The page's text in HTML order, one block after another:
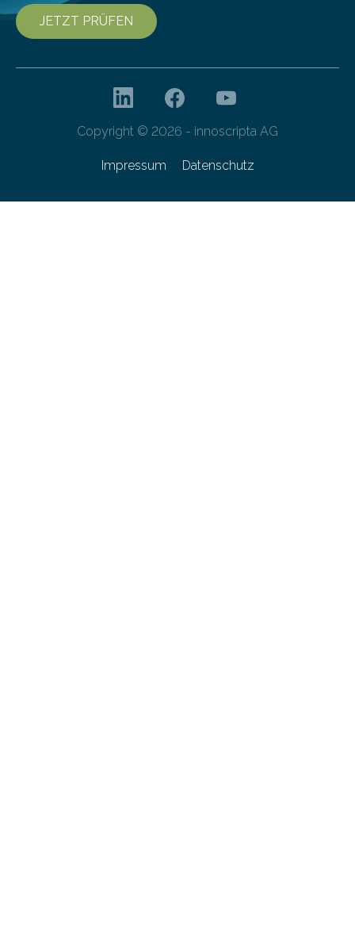
JETZT PRÜFEN
Copyright © 2026 - innoscripta AG
Impressum Datenschutz